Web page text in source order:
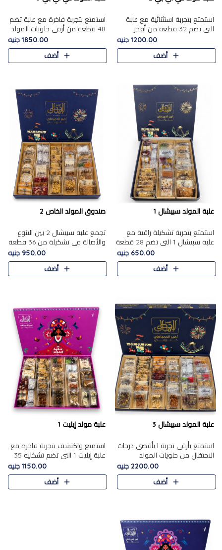
استمتع بتجربة استثنائية مع علبة
التي تضم 32 قطعة من أفخر
حلويات المولد الشرقية، في تشكيلة
تجمع بين الأصالة والاختيارات
الفاخرة. تحتوي العلبة..
1200.00 جنيه
أضف
استمتع بتجربة فاخرة مع علبة تضم
48 قطعة من أرقى حلويات المولد
الشرقية، في تشكيلة تجمع بين
الأصناف التقليدية الفاخرة والاختيارات
1850.00 جنيه
أضف
علبة المولد سبيشال 1
استمتع بتجربة تشكيلة راقية مع
علبة سبيشال 1 التي تضم 28 قطعة
من تشكيلة مختارة بعناية من أفخر
حلويات المولد المصرية الأصلية
الشرقية. تحتوي ال..
650.00 جنيه
أضف
صندوق المولد الخاص 2
تجمع علبة سبيشال 2 بين التنوع
والأصالة في تشكيلة من 36 قطعة
تضم أشهر حلويات المولد الشرقية.
تحتوي العلبة على الجزرية بالفول،
والجزرية بالبن..
950.00 جنيه
أضف
علبة المولد سبيشال 3
استمتع بأرقى تجربة ا بأقصى درجات
الاحتفال من حلويات المولد
المصريه الأصيلة مع هذه الفخامة
مع علبة سبيشال 3 التي تضم 56
قطعة من تشكيلة استثن..
2200.00 جنيه
أضف
علبة مولد إيليت 1
استمتع واكتشف بتجربة فاخرة مع
علبة إيليت 1 التي تضم تشكليه 35
قطعة من أرقى حلويات المولد
المصري الأصيلة ,معروضة بشكل
جميل في علبة أنيقة ، في..
1150.00 جنيه
أضف